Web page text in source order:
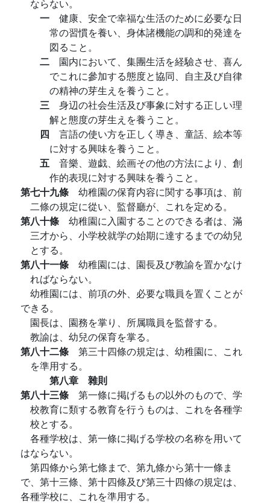
ならない。
一 健康、安全で幸福な生活のために必要な日
常の習慣を養い、身体諸機能の調和的発達を
図ること。
二 園内において、集團生活を経驗させ、喜ん
でこれに參加する態度と協同、自主及び自律
の精神の芽生えを養うこと。
三 身辺の社会生活及び事象に対する正しい理
解と態度の芽生えを養うこと。
四 言語の使い方を正しく導き、童話、絵本等
に対する興味を養うこと。
五 音樂、遊戯、絵画その他の方法により、創
作的表現に対する興味を養うこと。
第七十九條 幼稚園の保育内容に関する事項は、前
二條の規定に從い、監督廳が、これを定める。
第八十條 幼稚園に入園することのできる者は、滿
三才から、小学校就学の始期に達するまでの幼兒
とする。
第八十一條 幼稚園には、園長及び教諭を置かなけ
ればならない。
幼稚園には、前項の外、必要な職員を置くことが
できる。
園長は、園務を掌り、所属職員を監督する。
教諭は、幼兒の保育を掌る。
第八十二條 第三十四條の規定は、幼稚園に、これ
を準用する。
第八章 雜則
第八十三條 第一條に掲げるもの以外のもので、学
校教育に類する教育を行うものは、これを各種学
校とする。
各種学校は、第一條に掲げる学校の名称を用いて
はならない。
第四條から第七條まで、第九條から第十一條ま
で、第十三條、第十四條及び第三十四條の規定は、
各種学校に、これを準用する。